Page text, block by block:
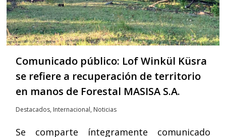
Comunicado público: Lof Winkül Küsra
se refiere a recuperación de territorio
en manos de Forestal MASISA S.A.
Destacados, Internacional, Noticias
Se comparte íntegramente comunicado